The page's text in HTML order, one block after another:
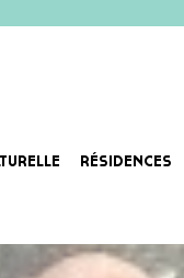
RÉSIDENCES